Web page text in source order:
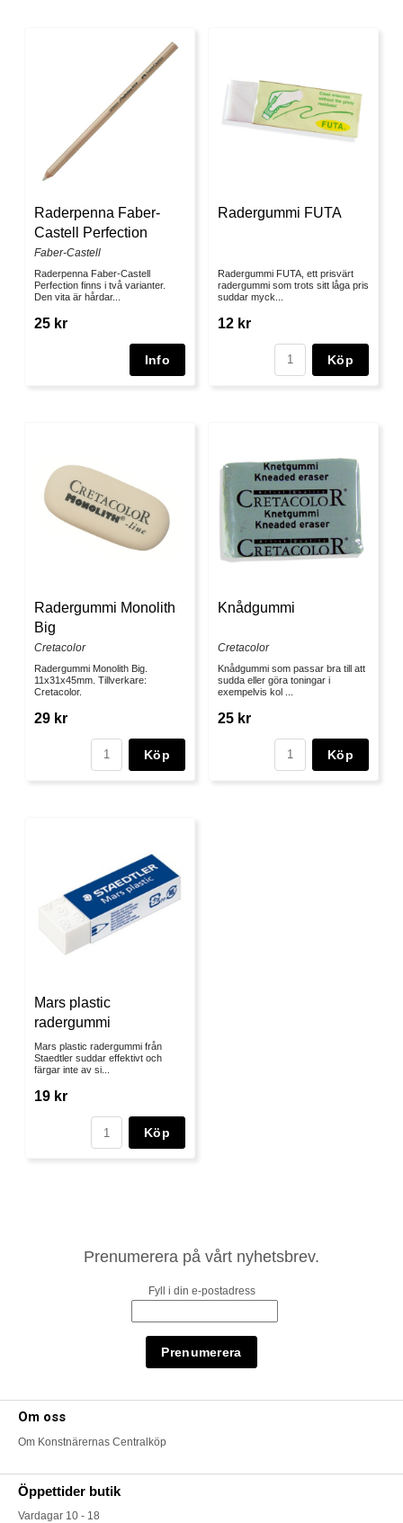
Raderpenna Faber-
Castell Perfection
Faber-Castell
Raderpenna Faber-Castell
Perfection finns i två varianter.
Den vita är hårdar...
25 kr
Radergummi FUTA
Radergummi FUTA, ett prisvärt
radergummi som trots sitt låga pris
suddar myck...
12 kr
Köp
Radergummi Monolith
Big
Cretacolor
Radergummi Monolith Big.
11x31x45mm. Tillverkare:
Cretacolor.
29 kr
Köp
Knådgummi
Cretacolor
Knådgummi som passar bra till att
sudda eller göra toningar i
exempelvis kol ...
25 kr
Köp
Mars plastic
radergummi
Mars plastic radergummi från
Staedtler suddar effektivt och
färgar inte av si...
19 kr
Köp
Prenumerera på vårt nyhetsbrev.
Fyll i din e-postadress
Om oss
Om Konstnärernas Centralköp
Öppettider butik
Vardagar 10 - 18